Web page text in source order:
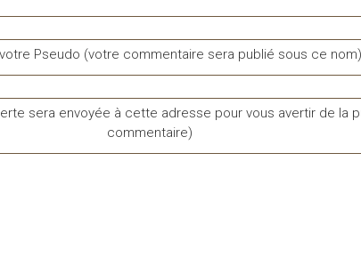
Pseudo (votre commentaire sera publié sous ce nom)
sera envoyée à cette adresse pour vous avertir de la
commentaire)